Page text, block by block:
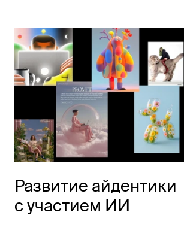
Развитие айдентики
с участием ИИ